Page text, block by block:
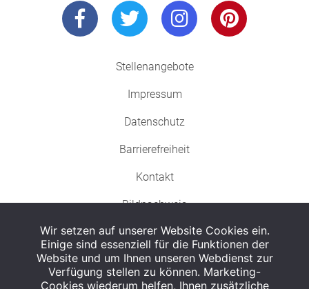
Stellenangebote
Impressum
Datenschutz
Barrierefreiheit
Kontakt
Bildnachweis
Abgabe in haushaltsüblichen Mengen, solange der Vorrat reicht. Für Druck-
Wir setzen auf unserer Website Cookies ein.
Einige sind essenziell für die Funktionen der
Website und um Ihnen unseren Webdienst zur
Verfügung stellen zu können. Marketing-
Cookies wiederum helfen, Ihnen zusätzliche